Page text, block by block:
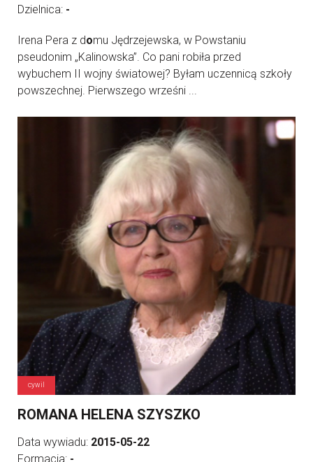
Dzielnica: -
Irena Pera z domu Jędrzejewska, w Powstaniu
pseudonim „Kalinowska”. Co pani robiła przed
wybuchem II wojny światowej? Byłam uczennicą szkoły
powszechnej. Pierwszego wrześni ...
cywil
ROMANA HELENA SZYSZKO
Data wywiadu: 2015-05-22
Formacja: -